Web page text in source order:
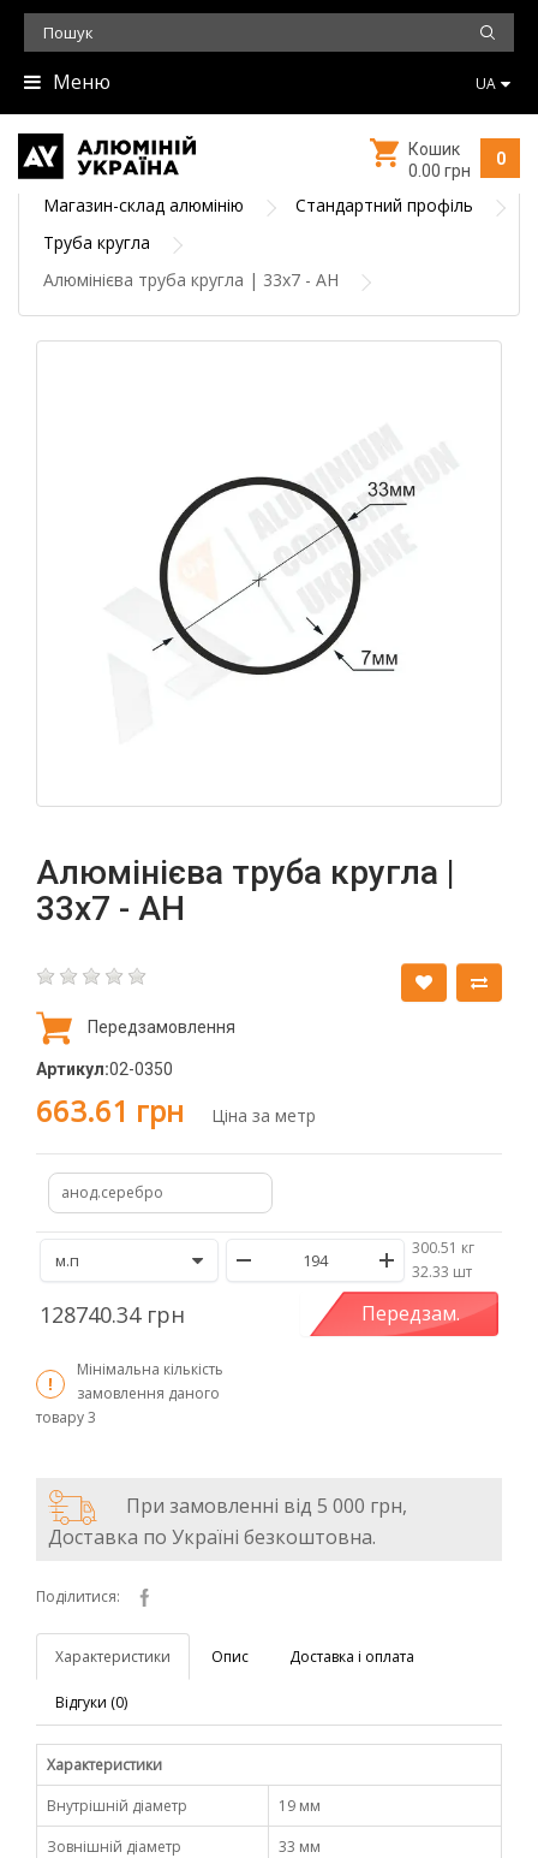
Меню UA
0
Кошик
0.00 грн
Магазин-склад алюмінію
Стандартний профіль
Труба кругла
Алюмінієва труба кругла | 33х7 - АН
Алюмінієва труба кругла |
33х7 - АН
Передзамовлення
Артикул:02-0350
663.61 грн Ціна за метр
анод.серебро
300.51 кг
/32.33 шт
128740.34 грн Передзам.
Мінімальна кількість
замовлення даного
товару3
При замовленні від 5 000 грн,
Доставка по Україні безкоштовна.
Поділитися:
Характеристики Опис Доставка і оплата
Відгуки (0)
Характеристики
Внутрішній діаметр
19 мм
Зовнішній діаметр
33 мм